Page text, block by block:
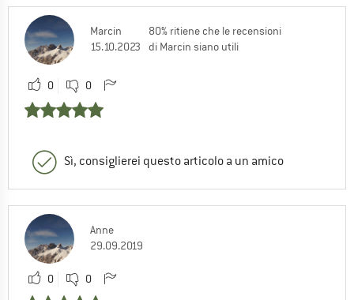
Marcin
15.10.2023
80% ritiene che le recensioni
di Marcin siano utili
0 0
Sì, consiglierei questo articolo a un amico
Anne
29.09.2019
0 0